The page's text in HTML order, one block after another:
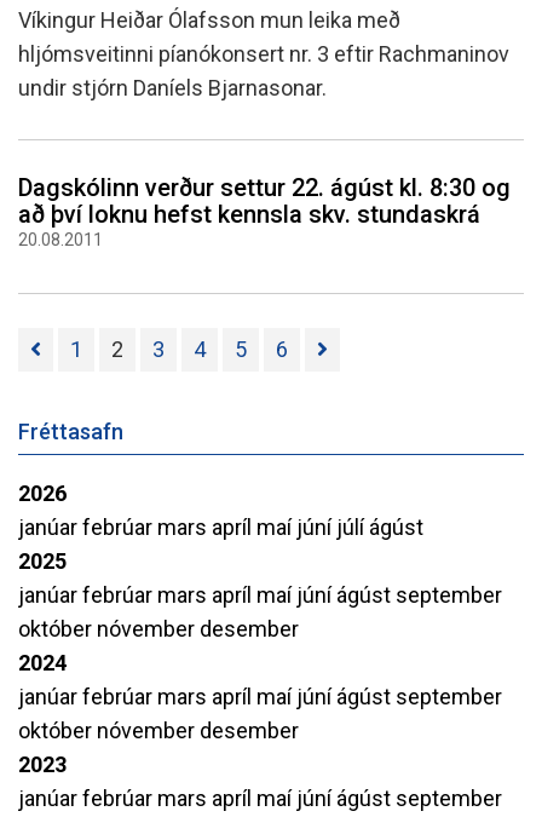
Víkingur Heiðar Ólafsson mun leika með
hljómsveitinni píanókonsert nr. 3 eftir Rachmaninov
undir stjórn Daníels Bjarnasonar.
Dagskólinn verður settur 22. ágúst kl. 8:30 og
að því loknu hefst kennsla skv. stundaskrá
20.08.2011
1 2 3 4 5 6
Fréttasafn
2026
janúarfebrúar mars apríl maí júní júlíágúst
2025
janúarfebrúar mars apríl maí júníágúst september
október nóvember desember
2024
janúarfebrúar mars apríl maí júníágúst september
október nóvember desember
2023
janúarfebrúar mars apríl maí júníágúst september